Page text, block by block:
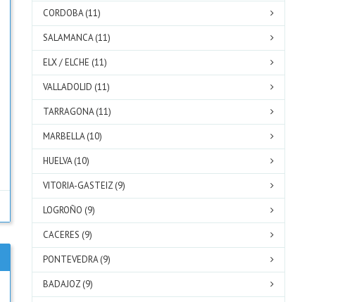
CORDOBA (11)
SALAMANCA (11)
ELX / ELCHE (11)
VALLADOLID (11)
TARRAGONA (11)
MARBELLA (10)
HUELVA (10)
VITORIA-GASTEIZ (9)
LOGROÑO (9)
CACERES (9)
PONTEVEDRA (9)
BADAJOZ (9)